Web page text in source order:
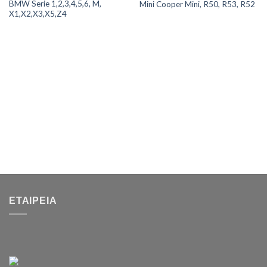
BMW Serie 1,2,3,4,5,6, M,
X1,X2,X3,X5,Z4
Mini Cooper Mini, R50, R53, R52
ΕΤΑΙΡΕΊΑ